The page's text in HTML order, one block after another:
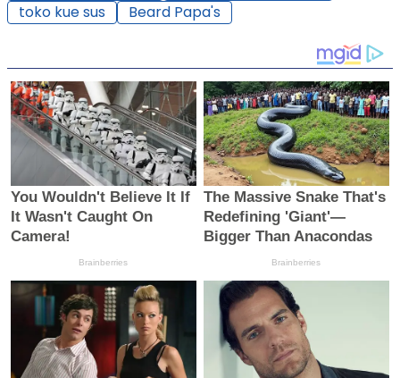
toko kue sus
Beard Papa's